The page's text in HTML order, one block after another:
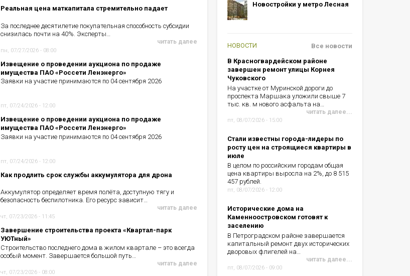
Реальная цена маткапитала стремительно падает
За последнее десятилетие покупательная способность субсидии
снизилась почти на 40%. Эксперты…
читать далее
пн, 07/27/2026 - 08:00
Извещение о проведении аукциона по продаже
имущества ПАО «Россети Ленэнерго»
Заявки на участие принимаются по 04 сентября 2026
пт, 07/24/2026 - 12:00
Извещение о проведении аукциона по продаже
имущества ПАО «Россети Ленэнерго»
Заявки на участие принимаются по 04 сентября 2026
пт, 07/24/2026 - 12:00
Как продлить срок службы аккумулятора для дрона
Аккумулятор определяет время полёта, доступную тягу и
безопасность беспилотника. Его ресурс зависит…
читать далее
чт, 07/23/2026 - 11:45
Завершение строительства проекта «Квартал-парк
УЮТный»
Строительство последнего дома в жилом квартале – это всегда
особый момент. Завершается большой путь…
читать далее
чт, 07/23/2026 - 08:00
Новостройки у метро Лесная
НОВОСТИ
В Красногвардейском районе
завершен ремонт улицы Корнея
Чуковского
На участке от Муринской дороги до
проспекта Маршака уложили свыше 7
тыс. кв. м нового асфальта на…
читать далее...
пт, 08/07/2026 - 15:00
Стали известны города-лидеры по
росту цен на строящиеся квартиры в
июле
В целом по российским городам общая
цена квартиры выросла на 2%, до 8 515
457 рублей.
пт, 08/07/2026 - 12:00
Исторические дома на
Каменноостровском готовят к
заселению
В Петроградском районе завершается
капитальный ремонт двух исторических
дворовых флигелей на…
читать далее...
пт, 08/07/2026 - 09:00
Все новости